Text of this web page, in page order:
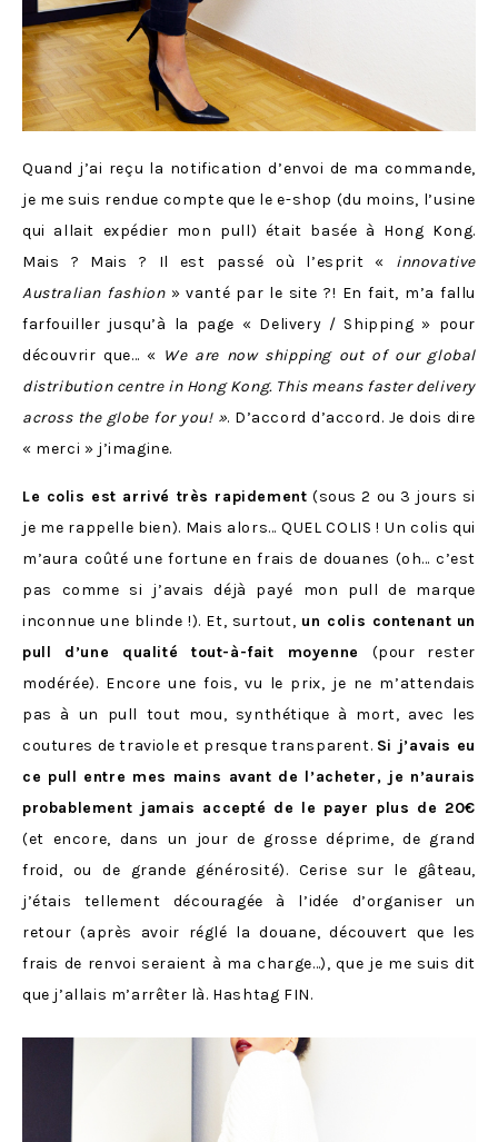
Quand j’ai reçu la notification d’envoi de ma commande,
je me suis rendue compte que le e-shop (du moins, l’usine
qui allait expédier mon pull) était basée à Hong Kong.
Mais ? Mais ? Il est passé où l’esprit « innovative
Australian fashion» vanté par le site ?! En fait, m’a fallu
farfouiller jusqu’à la page « Delivery / Shipping » pour
découvrir que… « We are now shipping out of our global
distribution centre in Hong Kong. This means faster delivery
across the globe for you! ». D’accord d’accord. Je dois dire
« merci » j’imagine.
Le colis est arrivé très rapidement (sous 2 ou 3 jours si
je me rappelle bien). Mais alors… QUEL COLIS ! Un colis qui
m’aura coûté une fortune en frais de douanes (oh… c’est
pas comme si j’avais déjà payé mon pull de marque
inconnue une blinde !). Et, surtout, un colis contenant un
pull d’une qualité tout-à-fait moyenne (pour rester
modérée). Encore une fois, vu le prix, je ne m’attendais
pas à un pull tout mou, synthétique à mort, avec les
coutures de traviole et presque transparent. Si j’avais eu
ce pull entre mes mains avant de l’acheter, je n’aurais
probablement jamais accepté de le payer plus de 20€
(et encore, dans un jour de grosse déprime, de grand
froid, ou de grande générosité). Cerise sur le gâteau,
j’étais tellement découragée à l’idée d’organiser un
retour (après avoir réglé la douane, découvert que les
frais de renvoi seraient à ma charge…), que je me suis dit
que j’allais m’arrêter là. Hashtag FIN.